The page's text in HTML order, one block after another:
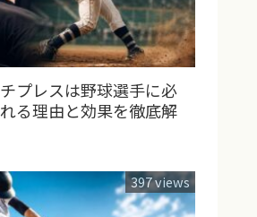
チプレスは野球選手に必
る理由と効果を徹底解
397 views